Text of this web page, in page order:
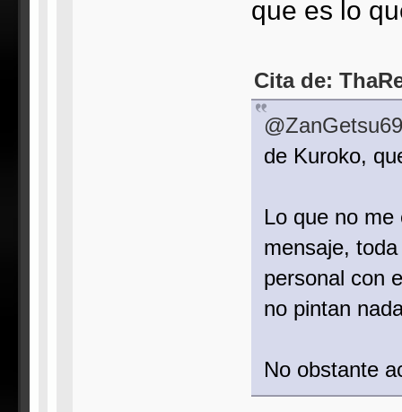
que es lo
Cita de:
de Kuroko,
Lo que no
mensaje,
personal con
no pintan
No obstante